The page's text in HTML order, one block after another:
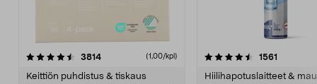
3814arvostelut (1,00/kpl)
Keittiön puhdistus & tiskaus
4.5viidestä
1561
Hiilihapotuslaitteet &
4.5viidestä